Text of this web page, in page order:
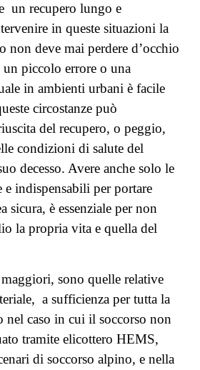
un recupero lungo e
in queste situazioni la
non deve mai perdere d’occhio
un piccolo errore o una
in ambienti urbani è facile
circostanze può
del recupero, o peggio,
condizioni di salute del
decesso. Avere anche solo le
indispensabili per portare
sicura, è essenziale per non
la propria vita e quella del
sono quelle relative
a sufficienza per tutta la
nel caso in cui il soccorso non
tramite elicottero HEMS,
di soccorso alpino, e nella